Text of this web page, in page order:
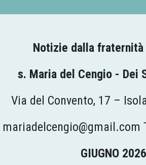
Notizie dalla
s. Maria del Cengio - Dei
Via del Convento, 17 –
mariadelcengio@gmail.com
GIUGNO 2026